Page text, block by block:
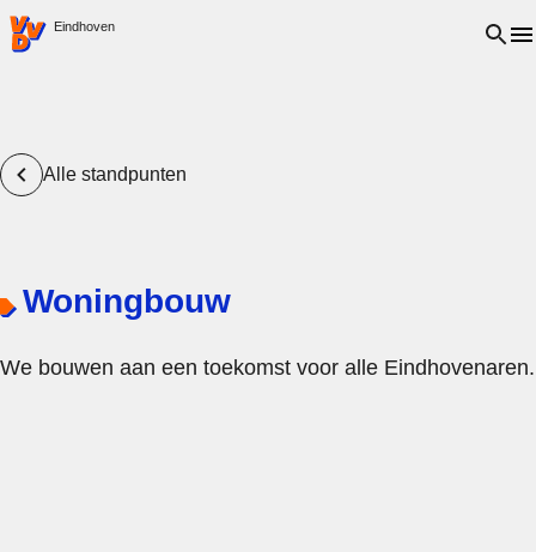
VVD.nl - Ga naar de homepage
Eindhoven Open
Alle standpunten
Woningbouw
We bouwen aan een toekomst voor alle Eindhovenaren.